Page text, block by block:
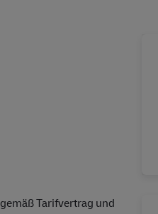
gemäß Tarifvertrag und